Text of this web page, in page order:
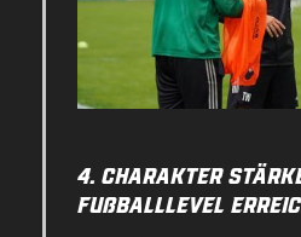
4. Charakter
Fußballlevel